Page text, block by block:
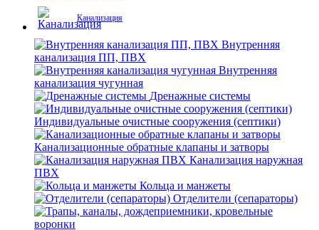
Канализация
Внутренняя
канализация ПП, ПВХ
Внутренняя
канализация чугунная
Дренажные системы
Индивидуальные очистные сооружения (септики)
Канализационные обратные клапаны и затворы
Канализация наружная
ПВХ
Кольца и манжеты
Отделители (сепараторы)